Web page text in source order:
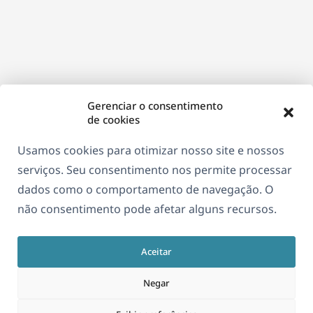
Gerenciar o consentimento
de cookies
Usamos cookies para otimizar nosso site e nossos
serviços. Seu consentimento nos permite processar
dados como o comportamento de navegação. O
não consentimento pode afetar alguns recursos.
Aceitar
Negar